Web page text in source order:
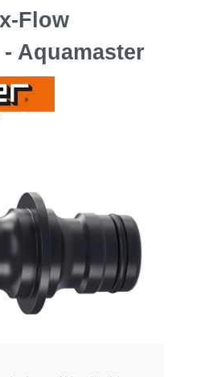
Flow
Aquamaster